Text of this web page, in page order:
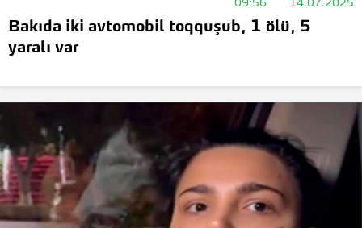
09:56 14.07.2025
Bakıda iki avtomobil toqquşub, 1 ölü, 5
yaralı var